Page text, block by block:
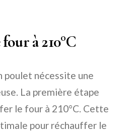
à 210°C
poulet nécessite une
La première étape
le four à 210°C. Cette
pour réchauffer le